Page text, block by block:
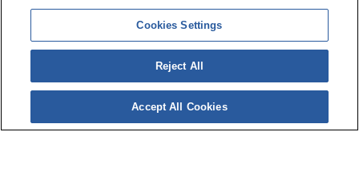
Sanitario
© Mutua Universal 2026 | Mapa del sitio | Aviso legal
Política de Protección de Datos
cookies
Síguenos en:
Cookies Settings
Reject All
Accept All Cookies